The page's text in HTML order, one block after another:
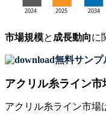
市場規模と成長動向に
無料サンプ
アクリル糸ライン市
アクリル糸ライン市場